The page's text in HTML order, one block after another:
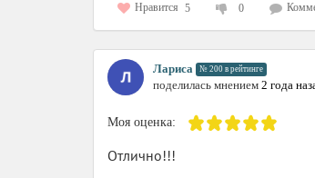
Нравится 5 0
Лариса № 200 в рейтинге
поделилась мнением 2 года
Моя оценка:
Отлично!!!